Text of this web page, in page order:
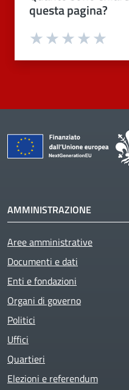
questa pagina?
Valuta 4
Valuta 3
Valuta 2 stelle su
Valuta 1 stelle su 5
AMMINISTRAZIONE
Aree amministrative
Documenti e dati
Enti e fondazioni
Organi di governo
Politici
Uffici
Quartieri
Elezioni e referendum